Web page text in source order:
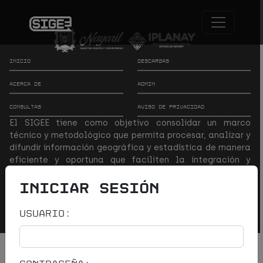
Iniciar sesión
Usuario:
Inicio Descargas
Acerca de Admin
Consultas Aviso de privacidad
El SIGEE tiene como objetivo consolidar un marco
técnico y metodológico que permita procesar, analizar y
difundir información geográfica y estadística de manera
eficiente y oportuna que faciliten la integración y